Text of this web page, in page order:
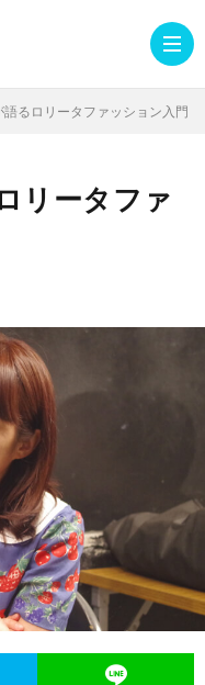
イ
レ
ポ
ネ
タ
ン
タ
お
笑
語るロリータファッション入門
リータファ